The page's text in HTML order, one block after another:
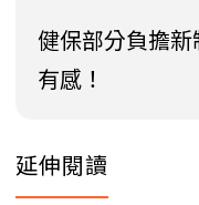
健保部分負擔
有感！
延伸閱讀